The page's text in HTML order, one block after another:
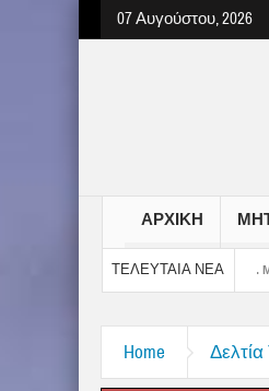
07 Αυγούστου, 2026
ΑΡΧΙΚΗ
ΤΕΛΕΥΤΑΙΑ ΝΕΑ
Χριστού στην Ι. Μ.
Home